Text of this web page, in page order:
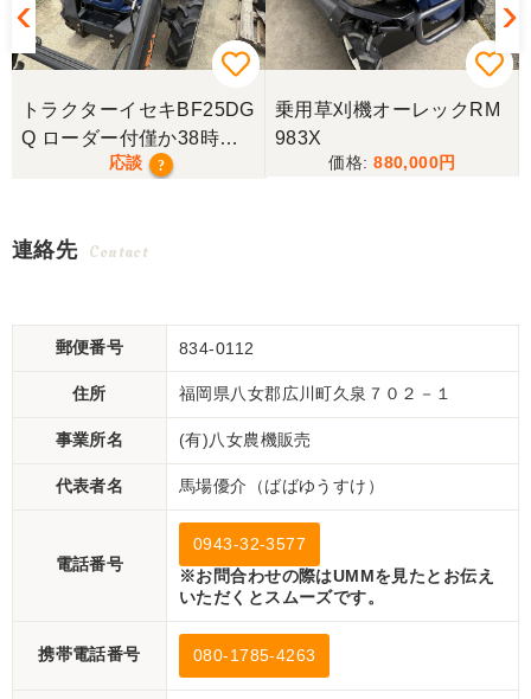
トラクターイセキBF25DG
Q ローダー付僅か38時
間！極上！現行モデル！
応談 ?
乗用草刈機オーレックRM
983X
880,000
連絡先 Contact
郵便番号 834-0112
住所 福岡県八女郡広川町久泉７０２－１
事業所名 (有)八女農機販売
代表者名 馬場優介（ばばゆうすけ）
電話番号
0943-32-3577
※お問合わせの際はUMMを見たとお伝え
いただくとスムーズです。
携帯電話番号 080-1785-4263